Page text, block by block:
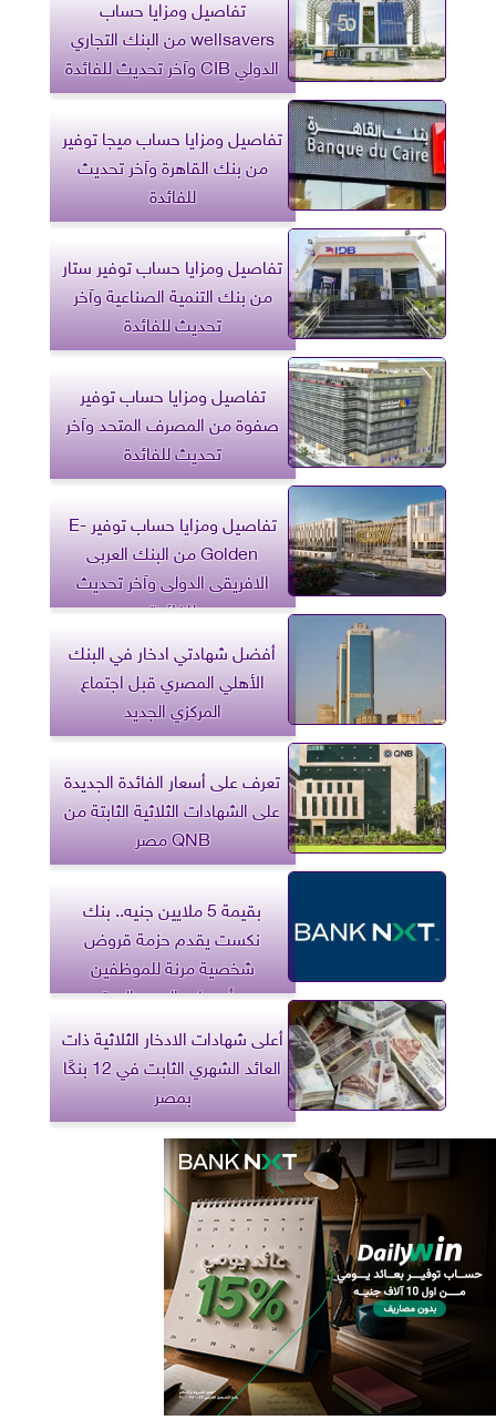
تفاصيل ومزايا حساب
wellsavers من البنك التجاري
الدولي CIB وآخر تحديث للفائدة
تفاصيل ومزايا حساب ميجا توفير
من بنك القاهرة وآخر تحديث
للفائدة
تفاصيل ومزايا حساب توفير ستار
من بنك التنمية الصناعية وآخر
تحديث للفائدة
تفاصيل ومزايا حساب توفير
صفوة من المصرف المتحد وآخر
تحديث للفائدة
تفاصيل ومزايا حساب توفير E-
Golden من البنك العربى
الافريقى الدولى وآخر تحديث
للفائدة
أفضل شهادتي ادخار في البنك
الأهلي المصري قبل اجتماع
المركزي الجديد
تعرف على أسعار الفائدة الجديدة
على الشهادات الثلاثية الثابتة من
QNB مصر
بقيمة 5 ملايين جنيه.. بنك
نكست يقدم حزمة قروض
شخصية مرنة للموظفين
وأصحاب المهن الحرة
أعلى شهادات الادخار الثلاثية ذات
العائد الشهري الثابت في 12 بنكًا
بمصر